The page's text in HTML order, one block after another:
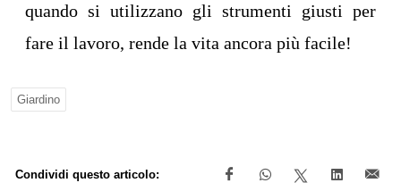
quando si utilizzano gli strumenti giusti per
fare il lavoro, rende la vita ancora più facile!
Giardino
Condividi questo articolo: